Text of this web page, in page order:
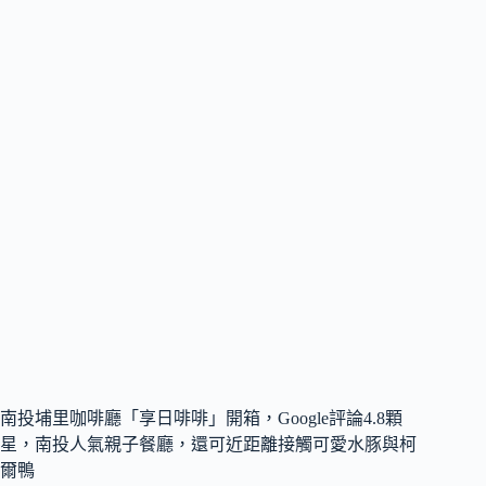
南投埔里咖啡廳「享日啡啡」開箱，Google評論4.8顆
星，南投人氣親子餐廳，還可近距離接觸可愛水豚與柯
爾鴨